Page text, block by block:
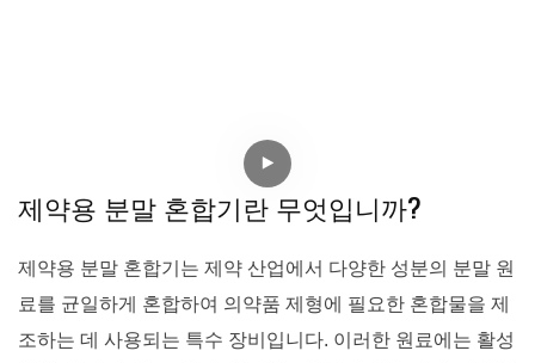
제약용 분말 혼합기란 무엇입니까?
제약용 분말 혼합기는 제약 산업에서 다양한 성분의 분말 원
료를 균일하게 혼합하여 의약품 제형에 필요한 혼합물을 제
조하는 데 사용되는 특수 장비입니다. 이러한 원료에는 활성